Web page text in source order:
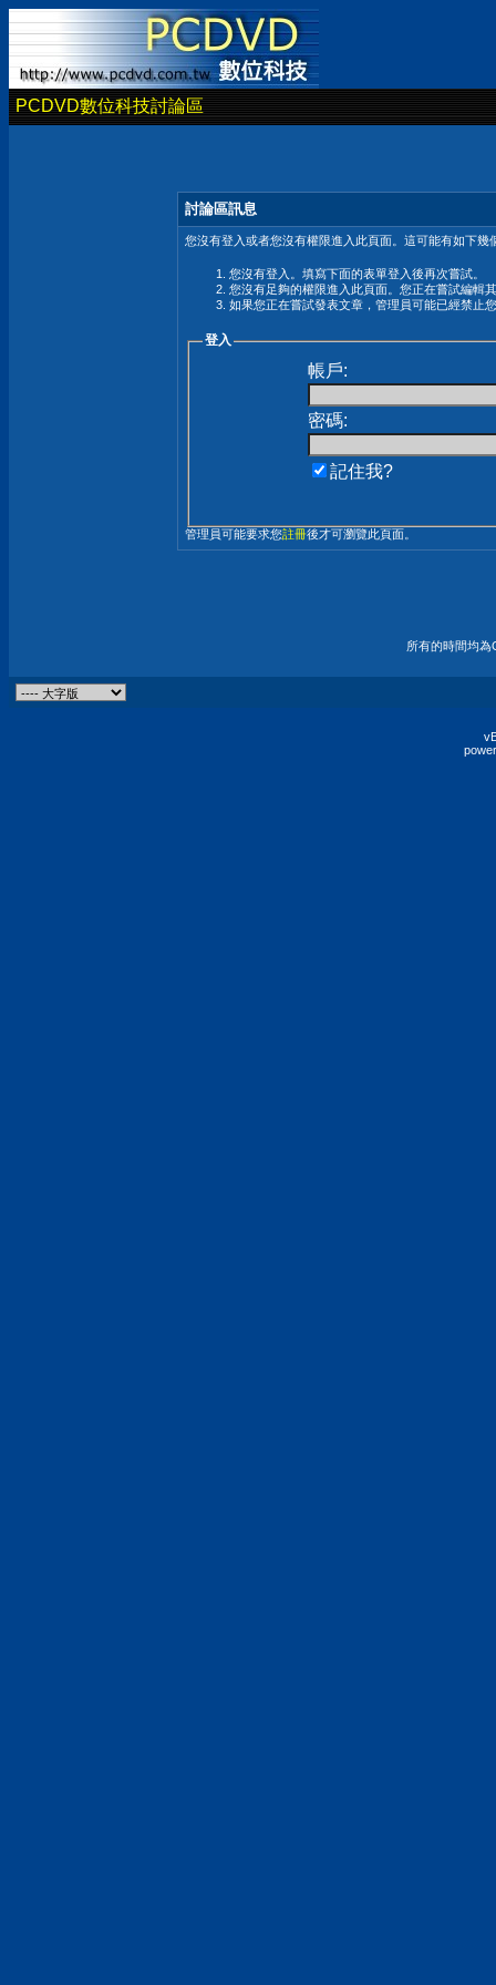
PCDVD數位科技討論區
討論區訊息
您沒有登入或者您沒有權限進入此頁面。這可能有如下幾
您沒有登入。填寫下面的表單登入後再次嘗試。
您沒有足夠的權限進入此頁面。您正在嘗試編輯
如果您正在嘗試發表文章，管理員可能已經禁止
登入
帳戶:
密碼:
記住我?
管理員可能要求您註冊後才可瀏覽此頁面。
所有的時間均為